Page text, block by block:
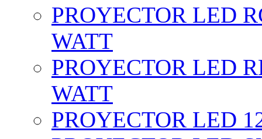
PROYECTOR LED
WATT
PROYECTOR LED
WATT
PROYECTOR LED